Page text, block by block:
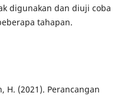
digunakan dan diuji coba
tahapan.
H. (2021). Perancangan